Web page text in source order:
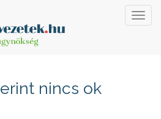
nincs ok